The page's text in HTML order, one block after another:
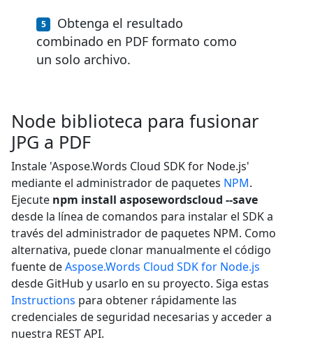
Obtenga el resultado
combinado en PDF formato como
un solo archivo.
Node biblioteca para fusionar
JPG a PDF
Instale 'Aspose.Words Cloud SDK for Node.js'
mediante el administrador de paquetes NPM.
Ejecute npm install asposewordscloud --save
desde la línea de comandos para instalar el SDK a
través del administrador de paquetes NPM. Como
alternativa, puede clonar manualmente el código
fuente deAspose.Words Cloud SDK for Node.js
desde GitHub y usarlo en su proyecto. Siga estas
Instructions para obtener rápidamente las
credenciales de seguridad necesarias y acceder a
nuestra REST API.